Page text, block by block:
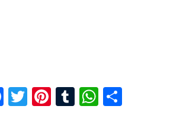
Facebook
Twitter
Pinterest
TumblrWhatsApp